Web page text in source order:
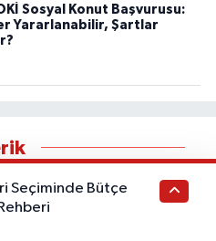
Sosyal Konut Başvurusu:
Yararlanabilir, Şartlar
tavsiyesi değildir. Sağlık
ve tedavi için
Seçiminde Bütçe